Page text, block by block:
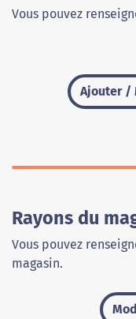
Vous pouvez
Ajouter /
Rayons du
Vous pouvez
magasin.